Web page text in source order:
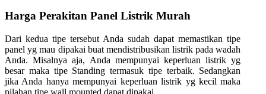
Harga Perakitan Panel Listrik Murah
Dari kedua tipe tersebut Anda sudah dapat memastikan tipe
panel yg mau dipakai buat mendistribusikan listrik pada wadah
Anda. Misalnya aja, Anda mempunyai keperluan listrik yg
besar maka tipe Standing termasuk tipe terbaik. Sedangkan
jika Anda hanya mempunyai keperluan listrik yg kecil maka
pilahan tipe wall mounted dapat dipakai.